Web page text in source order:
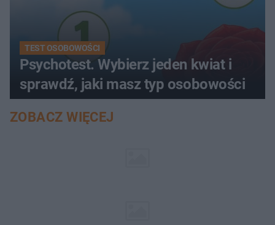
TEST OSOBOWOŚCI
Psychotest. Wybierz jeden kwiat i
sprawdź, jaki masz typ osobowości
ZOBACZ WIĘCEJ